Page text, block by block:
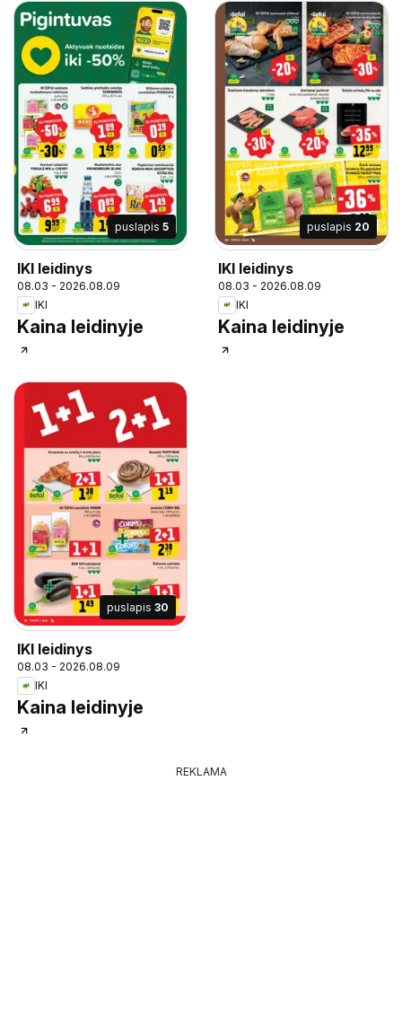
puslapis 5
IKI leidinys
08.03 - 2026.08.09
IKI
Kaina leidinyje
puslapis 20
IKI leidinys
08.03 - 2026.08.09
IKI
Kaina leidinyje
puslapis 30
IKI leidinys
08.03 - 2026.08.09
IKI
Kaina leidinyje
REKLAMA